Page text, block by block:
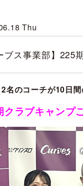
Thu
ブス事業部】225
名のコーチが10日
クラブキャンプ